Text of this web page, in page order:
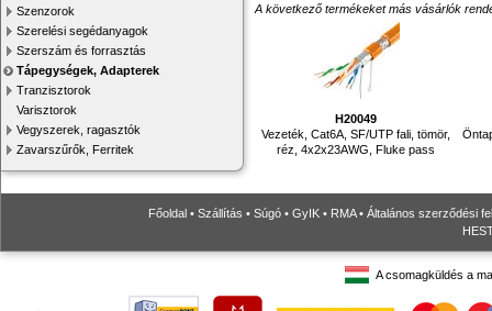
Szenzorok
Szerelési segédanyagok
Szerszám és forrasztás
Tápegységek, Adapterek
Tranzisztorok
Varisztorok
Vegyszerek, ragasztók
Zavarszűrők, Ferritek
A következő termékeket más vásárlók
H20049
Vezeték, Cat6A, SF/UTP fali, tömör,
réz, 4x2x23AWG, Fluke pass
Főoldal • Szállítás • Súgó • GyIK • RMA• Általános szerződési
A csomagküldés a